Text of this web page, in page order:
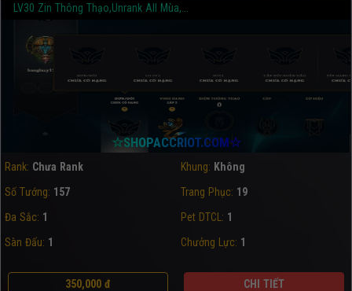
LV30 Zin Thông Thạo,Unrank All Mùa,...
☆SHOPACCRIOT.COM☆
Rank: Chưa Rank Khung: Không
Số Tướng: 157 Trang Phục: 19
Đa Sắc: 1 Pet DTCL: 1
Sàn Đấu: 1 Chưởng Lực: 1
350,000 đ CHI TIẾT